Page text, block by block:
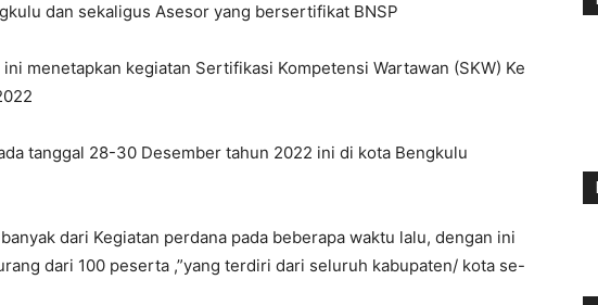
dan sekaligus Asesor yang bersertifikat BNSP
menetapkan kegiatan Sertifikasi Kompetensi Wartawan (SKW) Ke
tanggal 28-30 Desember tahun 2022 ini di kota Bengkulu
dari Kegiatan perdana pada beberapa waktu lalu, dengan ini
dari 100 peserta ,”yang terdiri dari seluruh kabupaten/ kota se-